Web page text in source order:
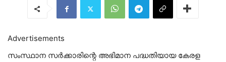
Advertisements
സംസ്ഥാന സര്‍ക്കാരിന്റെ അഭിമാന പദ്ധതിയായ കേരള